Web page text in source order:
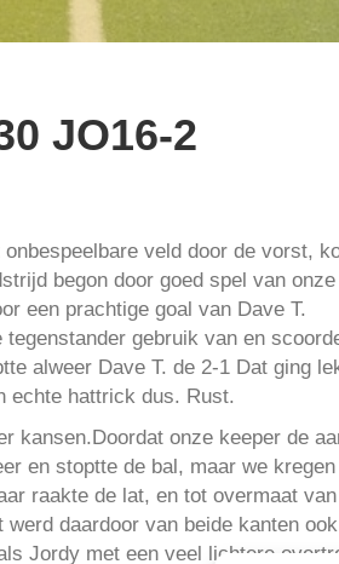
JO16-2
veld door de vorst,
begon door goed spel van
een prachtige goal van Dave T.
gebruik van en
alweer Dave T. de 2-1 Dat ging
echte hattrick dus. Rust.
kansen.Doordat onze keeper de
en stoptte de bal, maar we
raakte de lat, en tot overmaat
daardoor van beide kanten
Jordy met een veel lichtere